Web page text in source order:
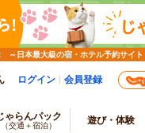
～日本最大級の宿・ホテル予約サイト
ログイン 会員登録
ゃらんパック
（交通＋宿泊） 遊び・体験